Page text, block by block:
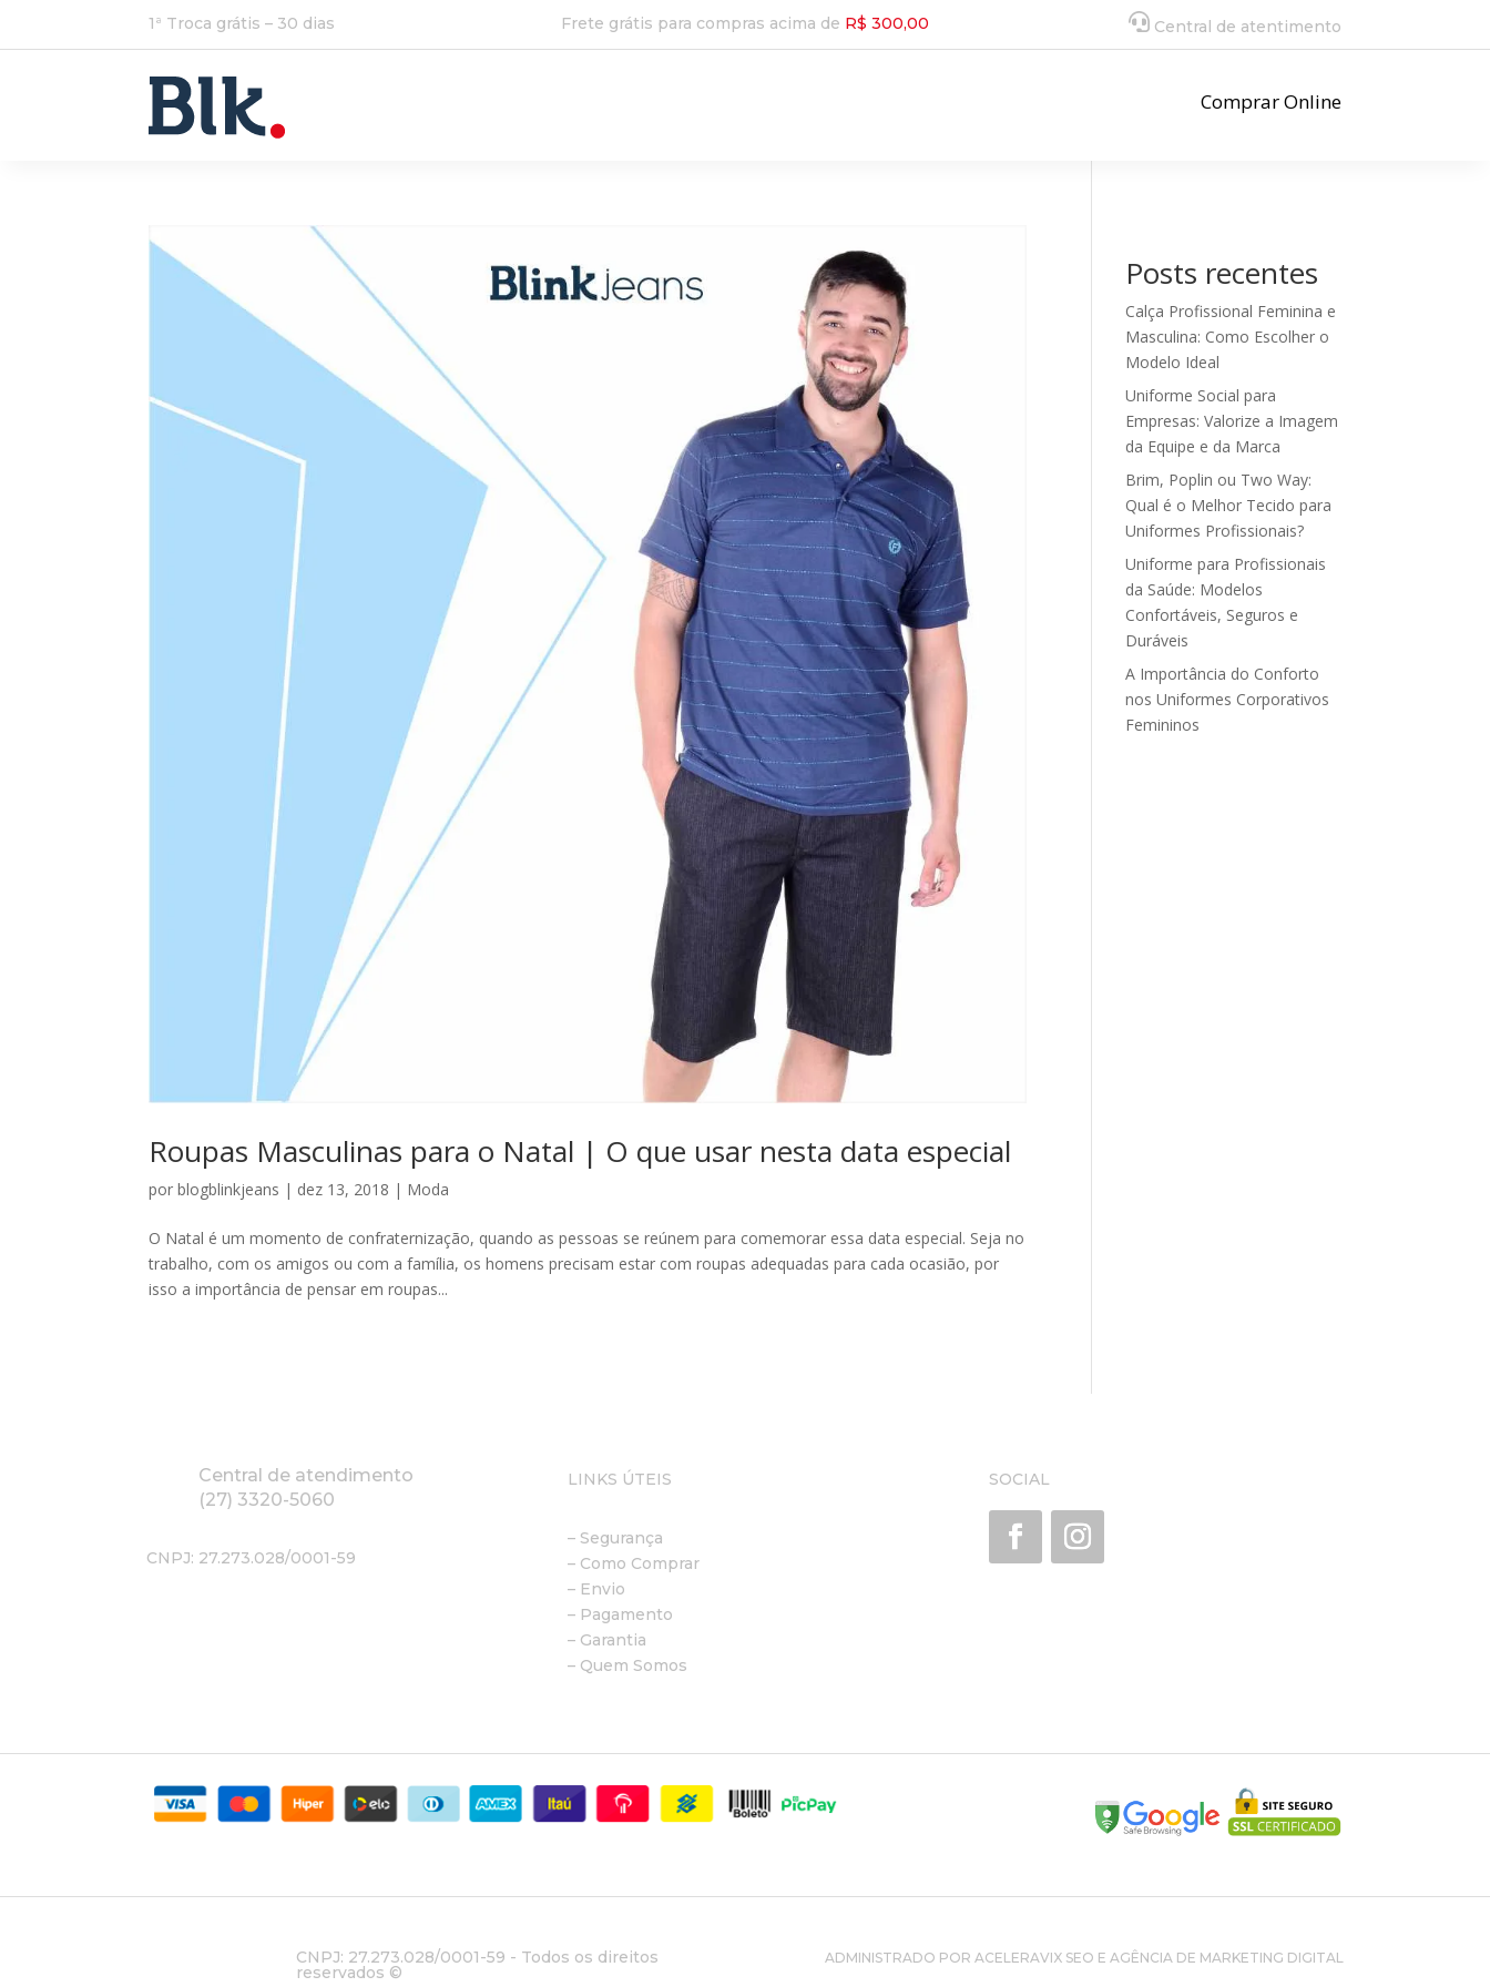
1ª Troca grátis – 30 dias Frete grátis para compras acima de R$ 300,00 Central de atentimento
Comprar Online
Roupas Masculinas para o Natal | O que usar nesta data especial
porblogblinkjeans | dez 13, 2018 | Moda
O Natal é um momento de confraternização, quando as pessoas se reúnem para comemorar essa data especial. Seja no
trabalho, com os amigos ou com a família, os homens precisam estar com roupas adequadas para cada ocasião, por
isso a importância de pensar em roupas...
Posts recentes
Calça Profissional Feminina e
Masculina: Como Escolher o
Modelo Ideal
Uniforme Social para
Empresas: Valorize a Imagem
da Equipe e da Marca
Brim, Poplin ou Two Way:
Qual é o Melhor Tecido para
Uniformes Profissionais?
Uniforme para Profissionais
da Saúde: Modelos
Confortáveis, Seguros e
Duráveis
A Importância do Conforto
nos Uniformes Corporativos
Femininos
Central de atendimento
(27) 3320-5060
CNPJ: 27.273.028/0001-59
LINKS ÚTEIS
– Segurança
– Como Comprar
– Envio
– Pagamento
– Garantia
– Quem Somos
SOCIAL
CNPJ: 27.273.028/0001-59 - Todos os direitos
reservados ©
ADMINISTRADO POR ACELERAVIX SEO E AGÊNCIA DE MARKETING DIGITAL